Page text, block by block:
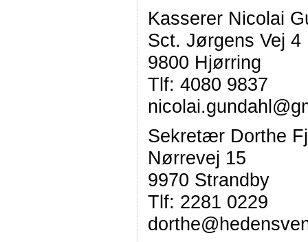
Kasserer Nicolai
Sct. Jørgens Vej 4
9800 Hjørring
Tlf: 4080 9837
Sekretær Dorthe
Nørrevej 15
9970 Strandby
Tlf: 2281 0229